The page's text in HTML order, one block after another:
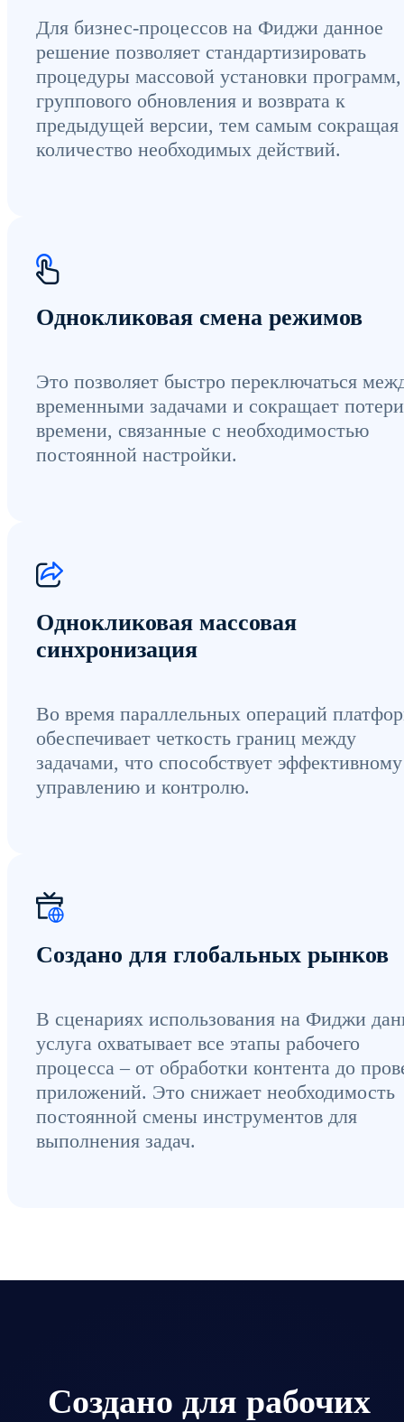
Для бизнес-процессов на Фиджи данное
решение позволяет стандартизировать
процедуры массовой установки программ,
группового обновления и возврата к
предыдущей версии, тем самым сокращая
количество необходимых действий.
Однокликовая смена режимов
Это позволяет быстро переключаться
временными задачами и сокращает потери
времени, связанные с необходимостью
постоянной настройки.
Однокликовая массовая
синхронизация
Во время параллельных операций
обеспечивает четкость границ между
задачами, что способствует эффективному
управлению и контролю.
Создано для глобальных рынков
В сценариях использования на Фиджи
услуга охватывает все этапы рабочего
процесса – от обработки контента до
приложений. Это снижает необходимость
постоянной смены инструментов для
выполнения задач.
Создано для рабочих